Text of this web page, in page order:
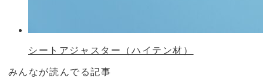
シートアジャスター（ハイテン材）
みんなが読んでる記事